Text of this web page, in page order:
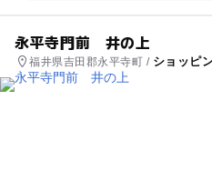
永平寺門前 井の上
福井県吉田郡永平寺町 / ショッピ